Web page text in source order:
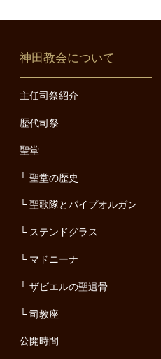
神田教会について
主任司祭紹介
歴代司祭
聖堂
聖堂の歴史
聖歌隊とパイプオルガン
ステンドグラス
マドニーナ
ザビエルの聖遺骨
司教座
公開時間